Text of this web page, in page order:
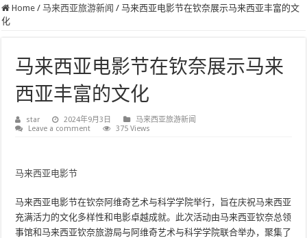
Home / 马来西亚旅游新闻 / 马来西亚电影节在钦奈展示马来西亚丰富的文
化
马来西亚电影节在钦奈展示马来
西亚丰富的文化
star 2024年9月3日
马来西亚旅游新闻
Leave a comment
375 Views
马来西亚电影节
马来西亚电影节在钦奈阿维奇艺术与科学学院举行，旨在庆祝马来西亚
充满活力的文化多样性和电影卓越成就。此次活动由马来西亚钦奈总领
事馆和马来西亚钦奈旅游局与阿维奇艺术与科学学院联合举办，聚集了